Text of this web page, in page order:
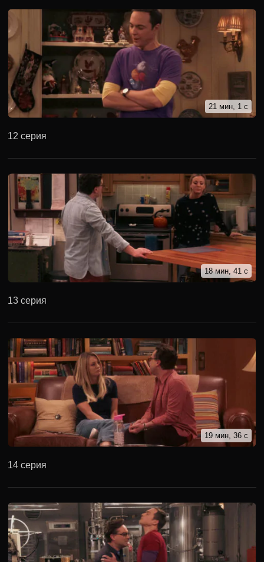
21 мин, 1 с
12 серия
18 мин, 41 с
13 серия
19 мин, 36 с
14 серия